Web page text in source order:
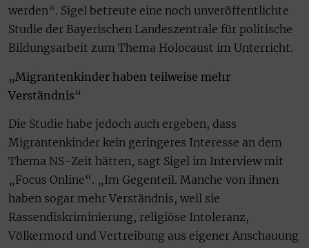
werden“. Sigel betreute eine noch unveröffentlichte
Studie der Bayerischen Landeszentrale für politische
Bildungsarbeit zum Thema Holocaust im Unterricht.
„Migrantenkinder haben teilweise mehr
Verständnis“
Die Studie habe jedoch auch ergeben, dass
Migrantenkinder kein geringeres Interesse an dem
Thema NS-Zeit hätten, sagt Sigel im Interview mit
„Focus Online“. „Im Gegenteil. Manche von ihnen
haben sogar mehr Verständnis, weil sie
Rassendiskriminierung, religiöse Intoleranz,
Völkermord und Vertreibung aus eigener Anschauung